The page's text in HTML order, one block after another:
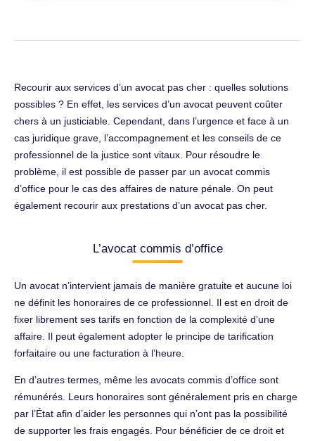
Recourir aux services d’un avocat pas cher : quelles solutions
possibles ? En effet, les services d’un avocat peuvent coûter
chers à un justiciable. Cependant, dans l’urgence et face à un
cas juridique grave, l’accompagnement et les conseils de ce
professionnel de la justice sont vitaux. Pour résoudre le
problème, il est possible de passer par un avocat commis
d’office pour le cas des affaires de nature pénale. On peut
également recourir aux prestations d’un avocat pas cher.
L’avocat commis d’office
Un avocat n’intervient jamais de manière gratuite et aucune loi
ne définit les honoraires de ce professionnel. Il est en droit de
fixer librement ses tarifs en fonction de la complexité d’une
affaire. Il peut également adopter le principe de tarification
forfaitaire ou une facturation à l’heure.
En d’autres termes, même les avocats commis d’office sont
rémunérés. Leurs honoraires sont généralement pris en charge
par l’État afin d’aider les personnes qui n’ont pas la possibilité
de supporter les frais engagés. Pour bénéficier de ce droit et